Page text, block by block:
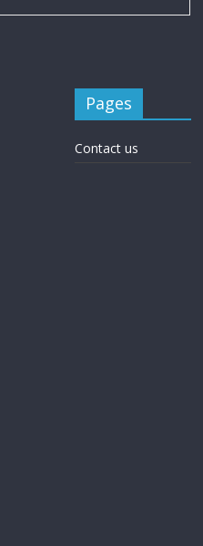
Pages
Contact us